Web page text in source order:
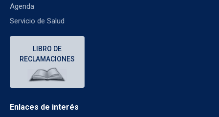
Agenda
Servicio de Salud
LIBRO DE
RECLAMACIONES
Enlaces de interés